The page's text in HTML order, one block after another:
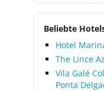
Beliebte
Hotel
The Lince
Vila Galé
Ponta